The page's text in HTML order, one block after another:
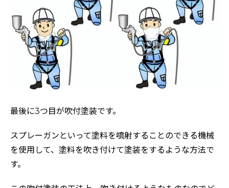
最後に3つ目が吹付塗装です。
スプレーガンといって塗料を噴射することのできる機械
を使用して、塗料を吹き付けて塗装をするような方法で
す。